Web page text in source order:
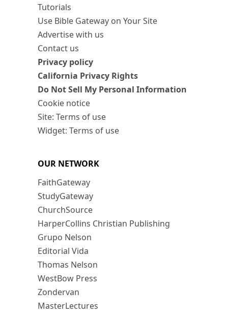
Tutorials
Use Bible Gateway on Your Site
Advertise with us
Contact us
Privacy policy
California Privacy Rights
Do Not Sell My Personal Information
Cookie notice
Site: Terms of use
Widget: Terms of use
OUR NETWORK
FaithGateway
StudyGateway
ChurchSource
HarperCollins Christian Publishing
Grupo Nelson
Editorial Vida
Thomas Nelson
WestBow Press
Zondervan
MasterLectures